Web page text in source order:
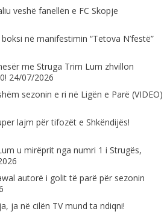
veshë fanellën e FC Skopje
në manifestimin “Tetova N’festë”
me Struga Trim Lum zhvillon
24/07/2026
sezonin e ri në Ligën e Parë (VIDEO)
lajm për tifozët e Shkëndijës!
u mirëprit nga numri 1 i Strugës,
autorë i golit të parë për sezonin
ja në cilën TV mund ta ndiqni!